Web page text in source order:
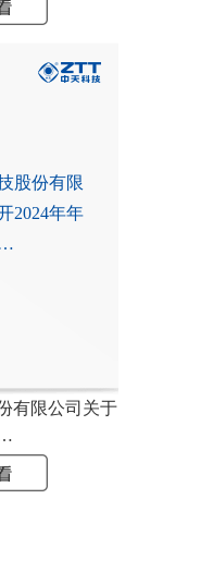
股份有限
2024年年
有限公司关于